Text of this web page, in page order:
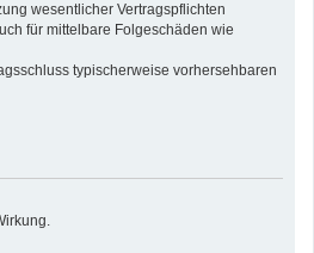
wesentlicher Vertragspflichten
für mittelbare Folgeschäden wie
typischerweise vorhersehbaren